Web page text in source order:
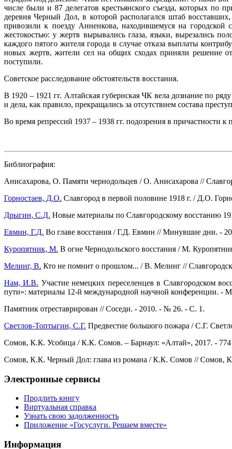
числе были и 87 делегатов крестьянского съезда, которых
деревня Черный Дол, в которой располагался штаб
привозили к поезду Анненкова, находившемуся на городской
жестокостью: у жертв вырывались глаза, языки, вырезались
каждого пятого жителя города в случае отказа выплаты
новых жертв, жители сел на общих сходах приняли решение
поступили.
Советское расследование обстоятельств восстания.
В 1920 – 1921 гг. Алтайская губернская ЧК вела дознание по
и дела, как правило, прекращались за отсутствием состава
Во время репрессий 1937 – 1938 гг. подозрения в причастности
Библиография:
Анисахарова, О. Памяти чернодольцев / О. Анисахарова //
Горностаев, Д.О. Славгород в первой половине 1918 г. / Д.О.
Дрыгин, С.Д. Новые материалы по Славгородскому восстанию
Евмин, Г.Д. Во главе восстания / Г.Д. Евмин // Минувшие дни. -
Куропятник, М. В огне Чернодольского восстания / М.
Мелинг, В. Кто не помнит о прошлом... / В. Мелинг //
Нам, И.В. Участие немецких переселенцев в Славгородском
пути»: материалы 12-й международной научной конференции. -
Памятник отреставрирован // Соседи. - 2010. - № 26. - С. 1.
Светлов-Топтыгин, С.Г. Предвестие большого пожара / С.Г.
Сомов, К.К. Усобица / К.К. Сомов. – Барнаул: «Алтай», 2017. - 774
Сомов, К.К. Черный Дол: глава из романа / К.К. Сомов // Сомов,
Электронные сервисы
Продлить книгу
Виртуальная справка
Узнать свою задолженность
Приложение «Госуслуги. Решаем вместе»
Информация